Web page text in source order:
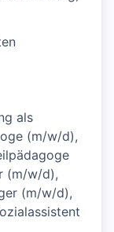
als
(m/w/d),
(m/w/d),
(m/w/d),